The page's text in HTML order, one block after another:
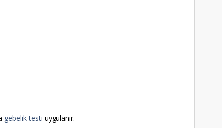
gebelik testi uygulanır.